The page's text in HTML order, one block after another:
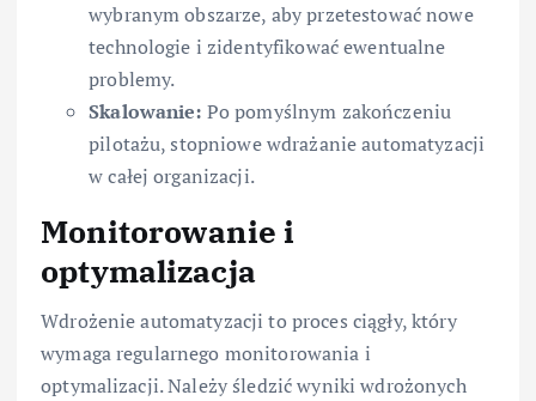
wybranym obszarze, aby przetestować nowe
technologie i zidentyfikować ewentualne
problemy.
Skalowanie: Po pomyślnym zakończeniu
pilotażu, stopniowe wdrażanie automatyzacji
w całej organizacji.
Monitorowanie i
optymalizacja
Wdrożenie automatyzacji to proces ciągły, który
wymaga regularnego monitorowania i
optymalizacji. Należy śledzić wyniki wdrożonych